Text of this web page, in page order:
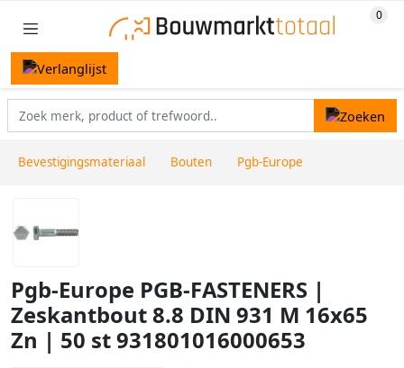
Bevestigingsmateriaal Bouten Pgb-Europe
Pgb-Europe PGB-FASTENERS |
Zeskantbout 8.8 DIN 931 M 16x65
Zn | 50 st 931801016000653